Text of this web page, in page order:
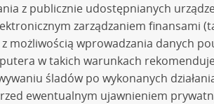
Ustawienia» wyszukaj:zapamiętywanie
– wybierz:Instaluj aktualizacje
– włącz lub dodaj wyjątek dla
z publicznie udostępnianych
zarządzaniem finansami
możliwością wprowadzania danych
w takich warunkach
śladów po wykonanych
ewentualnym ujawnieniem